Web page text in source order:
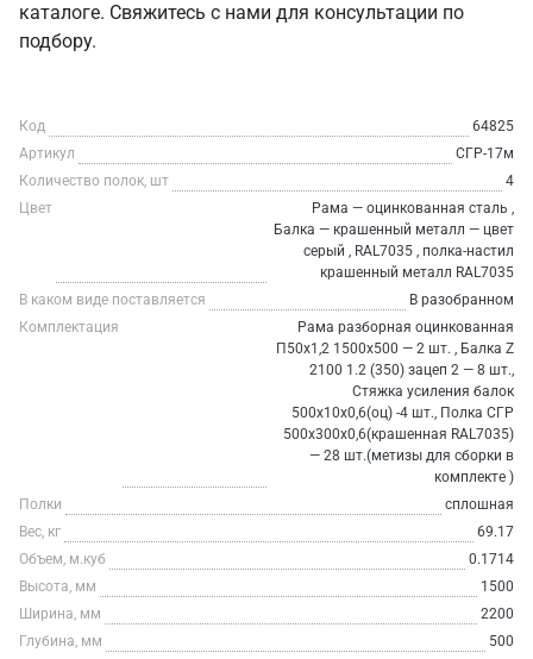
каталоге. Свяжитесь с нами для консультации по
подбору.
Код
64825
Артикул
СГР-17м
Количество полок, шт
4
Цвет
Рама — оцинкованная сталь ,
Балка — крашенный металл — цвет
серый , RAL7035 , полка-настил
крашенный металл RAL7035
В каком виде поставляется
В разобранном
Комплектация
Рама разборная оцинкованная
П50х1,2 1500х500 — 2 шт. , Балка Z
2100 1.2 (350) зацеп 2 — 8 шт.,
Стяжка усиления балок
500х10х0,6(оц) -4 шт., Полка СГР
500х300х0,6(крашенная RAL7035)
— 28 шт.(метизы для сборки в
комплекте )
Полки
сплошная
Вес, кг
69.17
Объем, м.куб
0.1714
Высота, мм
1500
Ширина, мм
2200
Глубина, мм
500